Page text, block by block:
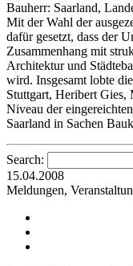
Bauherr: Saarland,
Mit der Wahl der
dafür gesetzt, dass der
Zusammenhang mit
Architektur und
wird. Insgesamt lobte
Stuttgart, Heribert Gies,
Niveau der
Saarland in Sachen
Search:
15.04.2008
Meldungen,